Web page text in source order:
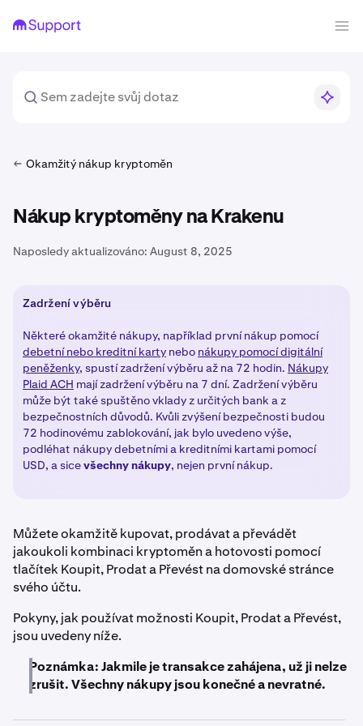
Okamžitý nákup kryptoměn
Nákup kryptoměny na Krakenu
Naposledy aktualizováno: August 8, 2025
Zadržení výběru
Některé okamžité nákupy, například první nákup pomocí
debetní nebo kreditní karty nebo nákupy pomocí digitální
peněženky, spustí zadržení výběru až na 72 hodin. Nákupy
Plaid ACH mají zadržení výběru na 7 dní. Zadržení výběru
může být také spuštěno vklady z určitých bank a z
bezpečnostních důvodů. Kvůli zvýšení bezpečnosti budou
72 hodinovému zablokování, jak bylo uvedeno výše,
podléhat nákupy debetními a kreditními kartami pomocí
USD, a sicevšechny nákupy, nejen první nákup.
Můžete okamžitě kupovat, prodávat a převádět
jakoukoli kombinaci kryptoměn a hotovosti pomocí
tlačítek Koupit, Prodat a Převést na domovské stránce
svého účtu.
Pokyny, jak používat možnosti Koupit, Prodat a Převést,
jsou uvedeny níže.
Poznámka: Jakmile je transakce zahájena, už ji nelze
zrušit. Všechny nákupy jsou konečné a nevratné.